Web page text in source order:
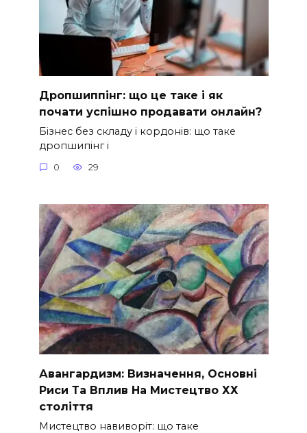
Дропшиппінг: що це таке і як
почати успішно продавати онлайн?
Бізнес без складу і кордонів: що таке
дропшипінг і
0 29
Авангардизм: Визначення, Основні
Риси Та Вплив На Мистецтво ХХ
століття
Мистецтво навиворіт: що таке